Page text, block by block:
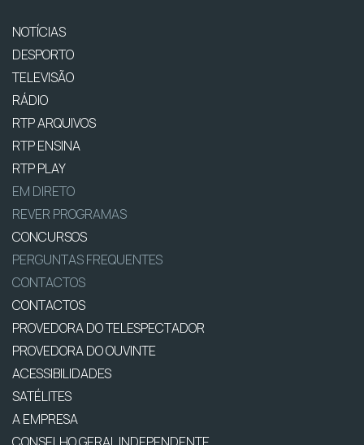
NOTÍCIAS
DESPORTO
TELEVISÃO
RÁDIO
RTP ARQUIVOS
RTP ENSINA
RTP PLAY
EM DIRETO
REVER PROGRAMAS
CONCURSOS
PERGUNTAS FREQUENTES
CONTACTOS
CONTACTOS
PROVEDORA DO TELESPECTADOR
PROVEDORA DO OUVINTE
ACESSIBILIDADES
SATÉLITES
A EMPRESA